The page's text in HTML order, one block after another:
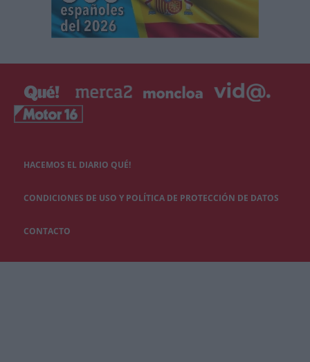
HACEMOS EL DIARIO QUÉ!
CONDICIONES DE USO Y POLÍTICA DE PROTECCIÓN DE DATOS
CONTACTO